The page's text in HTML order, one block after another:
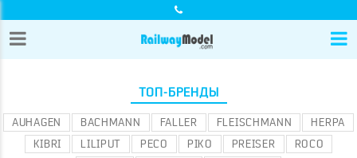
ТОП-БРЕНДЫ
AUHAGEN BACHMANN FALLER FLEISCHMANN
HERPA
KIBRI
LILIPUT PECO PIKO PREISER
ROCO